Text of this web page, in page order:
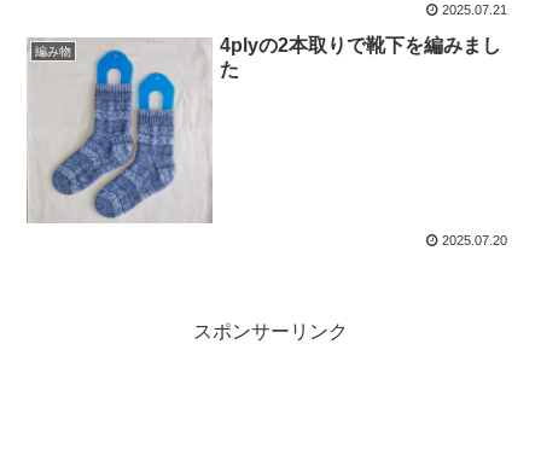
2025.07.21
編み物
4plyの2本取りで靴下を編みまし
た
2025.07.20
スポンサーリンク